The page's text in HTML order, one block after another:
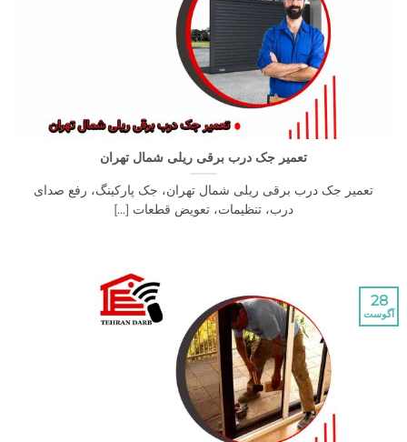
تعمیر جک درب برقی ریلی شمال تهران
جک درب برقی ریلی شمال تهران، جک پارکینگ، رفع صدای
درب، تنظیمات، تعویض قطعات [...]